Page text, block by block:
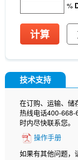
%
计算
技术支持
在订购、运输、储
热线电话400-
时内尽快联系您。
操作手册
如果有其他问题，